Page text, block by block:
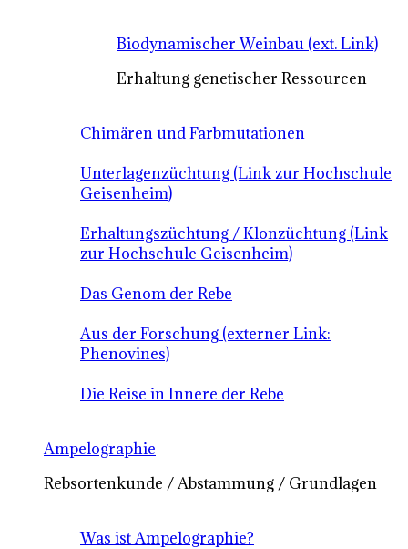
Biodynamischer Weinbau (ext. Link)
Erhaltung genetischer Ressourcen
Chimären und Farbmutationen
Unterlagenzüchtung (Link zur Hochschule
Geisenheim)
Erhaltungszüchtung / Klonzüchtung (Link
zur Hochschule Geisenheim)
Das Genom der Rebe
Aus der Forschung (externer Link:
Phenovines)
Die Reise in Innere der Rebe
Ampelographie
Rebsortenkunde / Abstammung / Grundlagen
Was ist Ampelographie?